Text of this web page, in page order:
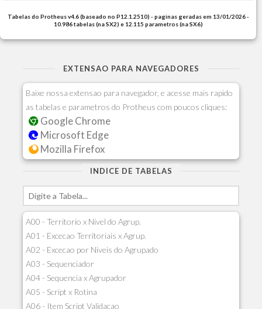
Tabelas do Protheus v4.6 (baseado no P12.1.2510) - paginas geradas em 13/01/2026 -
10.986 tabelas (na SX2) e 12.115 parametros (na SX6)
EXTENSAO PARA NAVEGADORES
Baixe nossa extensao para navegador, e acesse mais rapido
as tabelas e parametros do Protheus com poucos cliques:
Google Chrome
Microsoft Edge
Mozilla Firefox
INDICE DE TABELAS
A00 - Territorio x Nivel do Agrup.
A01 - Excecao Territoriais x Agrup.
A02 - Excecao por Niveis do Agrupado
A03 - Sequenciador
A04 - Sequencia x Agrupador
A05 - Script x Rotina
A06 - Item Script Validacao